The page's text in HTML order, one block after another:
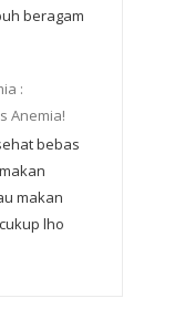
beragam
:
Anemia!
bebas
makan
lho